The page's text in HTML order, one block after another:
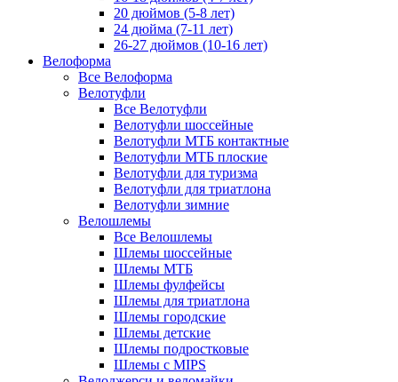
20 дюймов (5-8 лет)
24 дюйма (7-11 лет)
26-27 дюймов (10-16 лет)
Велоформа
Все Велоформа
Велотуфли
Все Велотуфли
Велотуфли шоссейные
Велотуфли МТБ контактные
Велотуфли МТБ плоские
Велотуфли для туризма
Велотуфли для триатлона
Велотуфли зимние
Велошлемы
Все Велошлемы
Шлемы шоссейные
Шлемы МТБ
Шлемы фулфейсы
Шлемы для триатлона
Шлемы городские
Шлемы детские
Шлемы подростковые
Шлемы с MIPS